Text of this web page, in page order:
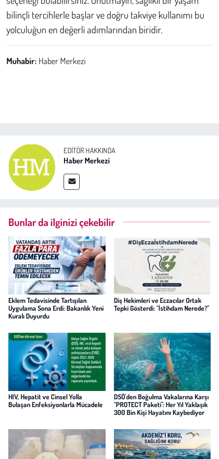
bilinçli tercihlerle başlar ve doğru takviye kullanımı bu
yolculuğun en değerli adımlarından biridir.
Muhabir: Haber Merkezi
EDITÖR HAKKINDA
Haber Merkezi
Bunlar da ilginizi çekebilir
Eklem Tedavisinde Tartışılan
Uygulama Sona Erdi: Bakanlık Yeni
Kuralı Duyurdu
Diş Hekimleri ve Eczacılar Ortak
Tepki Gösterdi: "İstihdam Nerede?"
HIV, Hepatit ve Cinsel Yolla
Bulaşan Enfeksiyonlarla Mücadele
DSÖ'den Boğulma Vakalarına Karşı
"PROTECT Paketi": Her Yıl Yaklaşık
300 Bin Kişi Hayatını Kaybediyor